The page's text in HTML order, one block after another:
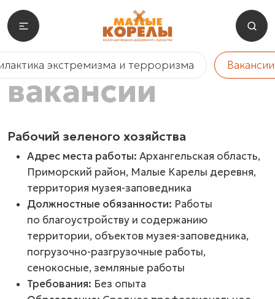
экстремизма и терроризма Вакансии
вакансии
Рабочий зеленого хозяйства
Адрес места работы: Архангельская область,
Приморский район, Малые Карелы деревня,
территория музея-заповедника
Должностные обязанности: Работы
по благоустройству и содержанию
территории, объектов музея-заповедника,
погрузочно-разгрузочные работы,
сенокосные, земляные работы
Требования: Без опыта